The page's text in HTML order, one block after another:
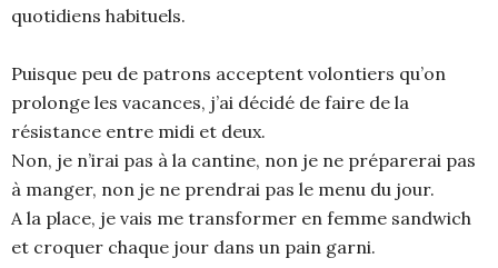
quotidiens habituels.
Puisque peu de patrons acceptent volontiers qu’on
prolonge les vacances, j’ai décidé de faire de la
résistance entre midi et deux.
Non, je n’irai pas à la cantine, non je ne préparerai pas
à manger, non je ne prendrai pas le menu du jour.
A la place, je vais me transformer en femme sandwich
et croquer chaque jour dans un pain garni.